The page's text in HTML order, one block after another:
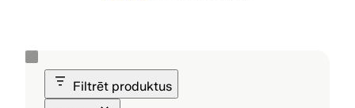
Filtrēt produktus